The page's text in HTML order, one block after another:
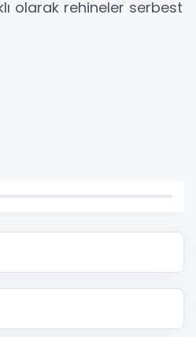
olarak rehineler serbest